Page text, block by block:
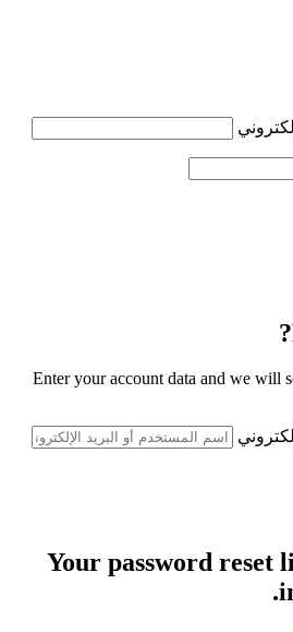
Enter your account data and we will
Your password reset